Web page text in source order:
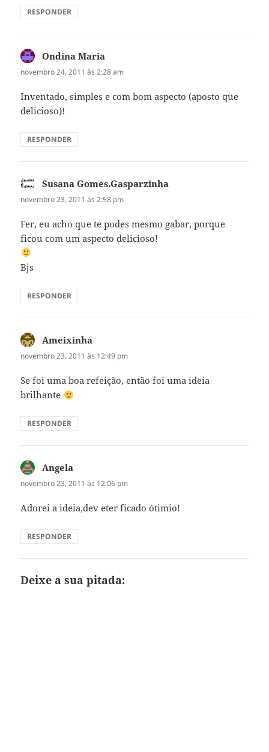
RESPONDER
Ondina Maria
novembro 24, 2011 às 2:28 am
Inventado, simples e com bom aspecto (aposto que
delicioso)!
RESPONDER
Susana Gomes.Gasparzinha
novembro 23, 2011 às 2:58 pm
Fer, eu acho que te podes mesmo gabar, porque
ficou com um aspecto delicioso!
Bjs
RESPONDER
Ameixinha
novembro 23, 2011 às 12:49 pm
Se foi uma boa refeição, então foi uma ideia
brilhante
RESPONDER
Angela
novembro 23, 2011 às 12:06 pm
Adorei a ideia,dev eter ficado ótimio!
RESPONDER
Deixe a sua pitada: